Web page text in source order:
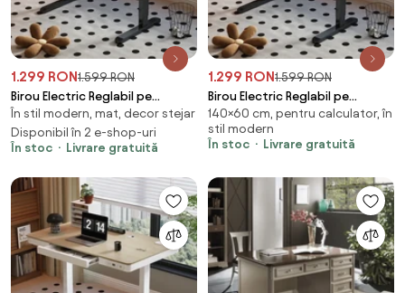
1.299 RON1.599 RON
Birou Electric Reglabil pe
Înălțime cu Sertar Ascuns,
Încărcare Wireless & USB,
Senzor de siguranță, 140x60,
În stil modern, mat, decor stejar
Disponibil în 2 e-shop-uri
În stoc
Livrare gratuită
1.299 RON1.599 RON
Birou Electric Reglabil pe
Înălțime cu Sertar Ascuns,
Încărcare Wireless & USB,
Senzor de siguranță, 140x60,
140×60 cm, pentru calculator, în
stil modern
În stoc
Livrare gratuită